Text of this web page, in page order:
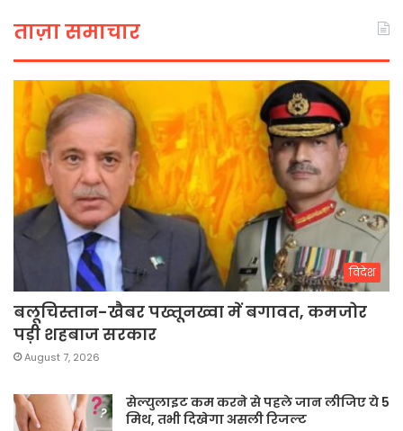
ताज़ा समाचार
विदेश
बलूचिस्तान-खैबर पख्तूनख्वा में बगावत, कमजोर
पड़ी शहबाज सरकार
August 7, 2026
सेल्युलाइट कम करने से पहले जान लीजिए ये 5
मिथ, तभी दिखेगा असली रिजल्ट